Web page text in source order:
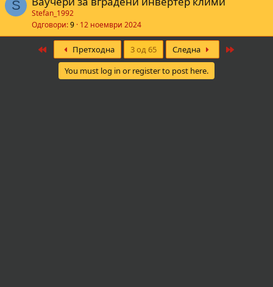
S
Stefan_1992
Одговори 9 12 ноември 2024
Претходна 3 од 65 Следна
You must log in or register to post here.